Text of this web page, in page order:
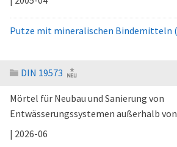
Putze mit mineralischen Bindemitteln
DIN 19573
Mörtel für Neubau und Sanierung von
Entwässerungssystemen außerhalb
| 2026-06